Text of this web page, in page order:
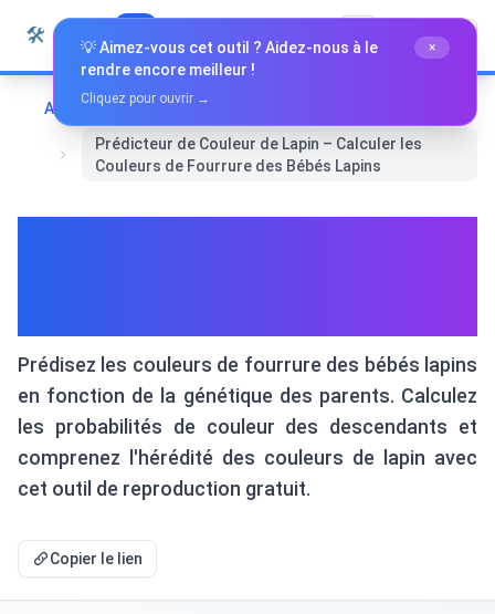
Passer au contenu
🛠️ Français
Accueil
Outils spécialisés
Prédicteur de Couleur de Lapin – Calculer les
Couleurs de Fourrure des Bébés Lapins
Prédisez les couleurs de fourrure des bébés lapins
en fonction de la génétique des parents. Calculez
les probabilités de couleur des descendants et
comprenez l'hérédité des couleurs de lapin avec
cet outil de reproduction gratuit.
Copier le lien
💡 Aimez-vous cet outil ? Aidez-nous à le
rendre encore meilleur !
×
Cliquez pour ouvrir →